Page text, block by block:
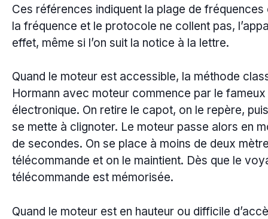
Ces références indiquent la plage de
la fréquence et le protocole ne collent pas,
effet, même si l’on suit la notice à la lettre.
Quand le moteur est accessible, la méthode
Hormann avec moteur commence par le
électronique. On retire le capot, on le repère,
se mette à clignoter. Le moteur passe alors en
de secondes. On se place à moins de deux
télécommande et on le maintient. Dès que le
télécommande est mémorisée.
Quand le moteur est en hauteur ou difficile